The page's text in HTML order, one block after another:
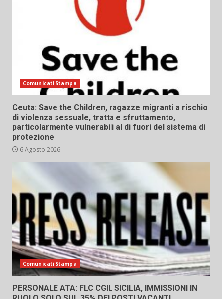
Comunicati Stampa
Ceuta: Save the Children, ragazze migranti a rischio
di violenza sessuale, tratta e sfruttamento,
particolarmente vulnerabili al di fuori del sistema di
protezione
6 Agosto 2026
Comunicati Stampa
PERSONALE ATA: FLC CGIL SICILIA, IMMISSIONI IN